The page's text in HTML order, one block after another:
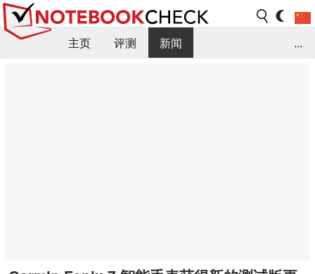
主页 评测
新闻
...